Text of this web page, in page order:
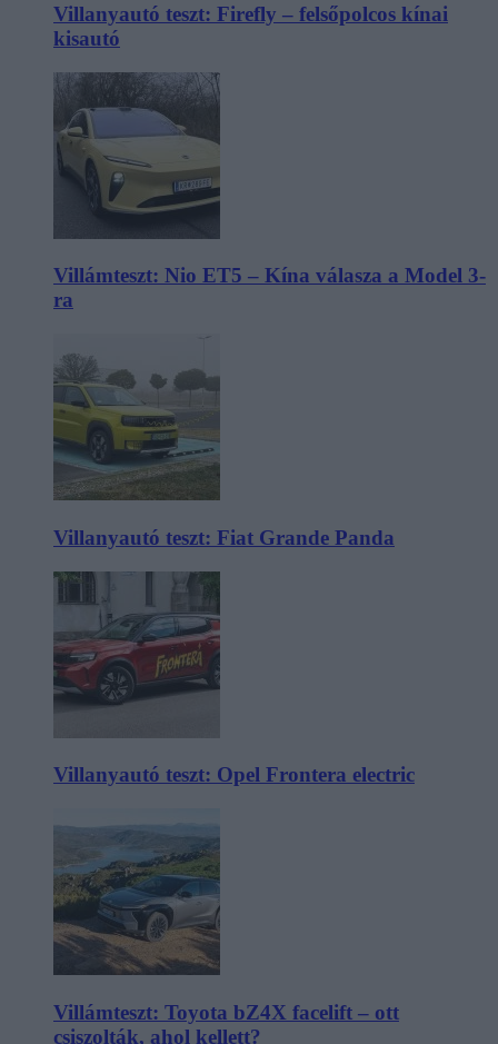
Villanyautó teszt: Firefly – felsőpolcos kínai
kisautó
Villámteszt: Nio ET5 – Kína válasza a Model 3-
ra
Villanyautó teszt: Fiat Grande Panda
Villanyautó teszt: Opel Frontera electric
Villámteszt: Toyota bZ4X facelift – ott
csiszolták, ahol kellett?